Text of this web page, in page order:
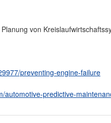
von
preventing-engine-failure
automotive-predictive-